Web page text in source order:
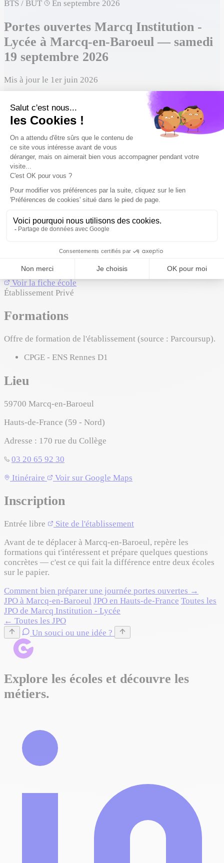
BTS / BUT En septembre 2026
Portes ouvertes Marcq Institution -
Lycée à Marcq-en-Baroeul — samedi
19 septembre 2026
Mis à jour le 1er juin 2026
Ajouter à mon agenda
Porte ouverte de Marcq Institution - Lycée à Marcq-en-
Baroeul : rendez-vous le samedi 19 septembre 2026, de
09:00 à 12:00 pour découvrir le campus, l'ambiance et les
formations sur place. Tu pourras notamment découvrir ses
formations en BTS / BUT.
Samedi 19 septembre 2026
Date
09:00 – 12:00
Présentiel
Format
BTS / BUT
Voir la fiche école
Établissement Privé
Formations
Offre de formation de l'établissement (source : Parcoursup).
CPGE - ENS Rennes D1
Lieu
59700 Marcq-en-Baroeul
Hauts-de-France (59 - Nord)
Adresse : 170 rue du Collège
03 20 65 92 30
−
Itinéraire
Voir sur Google Maps
Inscription
Entrée libre
Site de l'établissement
Avant de te déplacer à Marcq-en-Baroeul, repère les
formations qui t'intéressent et prépare quelques questions
concrètes — c'est ce qui fait la différence entre deux écoles
sur le papier.
Comment bien préparer une journée portes ouvertes →
JPO à Marcq-en-Baroeul JPO en Hauts-de-France Toutes les
JPO de Marcq Institution - Lycée
← Toutes les JPO
Un souci ou une idée ?
Explore les écoles et découvre les
métiers.